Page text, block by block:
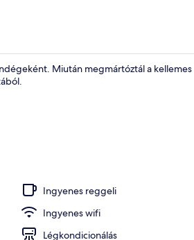
medence
Miután megmártóztál a kellemes
Ingyenes reggeli
Ingyenes wifi
Légkondicionálás